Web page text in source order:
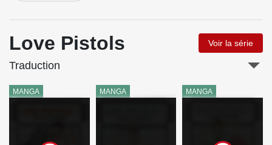
Love Pistols Voir la série
Traduction
MANGA MANGA MANGA